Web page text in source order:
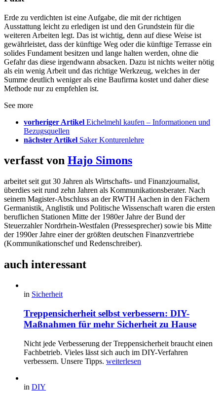
Erde zu verdichten ist eine Aufgabe, die mit der richtigen
Ausstattung leicht zu erledigen ist und den Grundstein für die
weiteren Arbeiten legt. Das ist wichtig, denn auf diese Weise ist
gewährleistet, dass der künftige Weg oder die künftige Terrasse ein
solides Fundament besitzen und lange halten werden, ohne die
Gefahr das diese irgendwann absacken. Dazu ist nichts weiter nötig
als ein wenig Arbeit und das richtige Werkzeug, welches in der
Summe deutlich weniger als eine Baufirma kostet und daher diese
Methode nur zu empfehlen ist.
See more
vorheriger Artikel Eichelmehl kaufen – Informationen und
Bezugsquellen
nächster Artikel Saker Konturenlehre
verfasst von Hajo Simons
arbeitet seit gut 30 Jahren als Wirtschafts- und Finanzjournalist,
überdies seit rund zehn Jahren als Kommunikationsberater. Nach
seinem Magister-Abschluss an der RWTH Aachen in den Fächern
Germanistik, Anglistik und Politische Wissenschaft waren die ersten
beruflichen Stationen Mitte der 1980er Jahre der Bund der
Steuerzahler Nordrhein-Westfalen (Pressesprecher) sowie bis Mitte
der 1990er Jahre einer der größten deutschen Finanzvertriebe
(Kommunikationschef und Redenschreiber).
auch interessant
in Sicherheit
Treppensicherheit selbst verbessern: DIY-
Maßnahmen für mehr Sicherheit zu Hause
Nicht jede Verbesserung der Treppensicherheit braucht einen
Fachbetrieb. Vieles lässt sich auch im DIY-Verfahren
verbessern. Unsere Tipps. weiterlesen
in DIY